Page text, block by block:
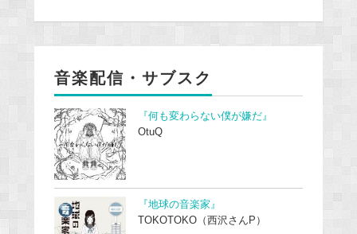
音楽配信・サブスク
『何も変わらない僕が嫌だ』
OtuQ
『地球の音楽家』
TOKOTOKO（西沢さんP）